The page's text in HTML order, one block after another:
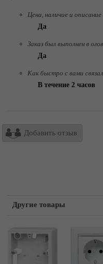
Цена, наличие и
Да
Заказ был выполнен в
Да
Как быстро с вами
В течение 2 часов
Добавить отзыв
Другие товары